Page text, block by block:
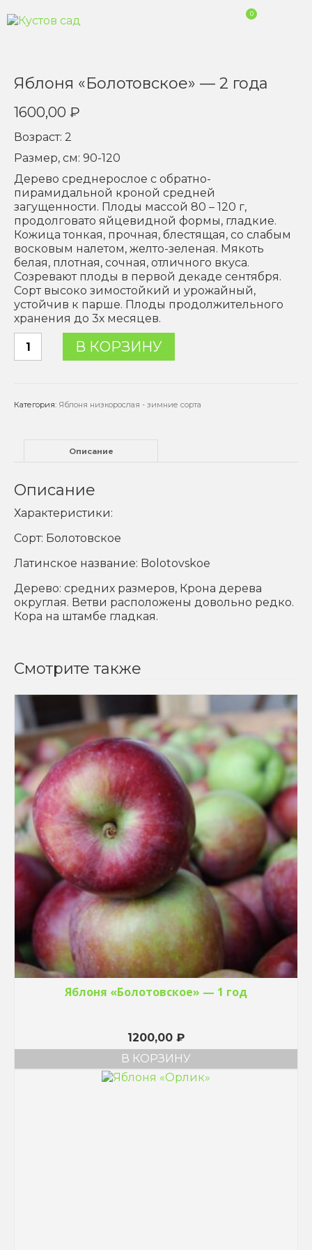
0
Яблоня «Болотовское» — 2 года
1600,00 ₽
Возраст: 2
Размер, см: 90-120
Дерево среднерослое с обратно-
пирамидальной кроной средней
загущенности. Плоды массой 80 – 120 г,
продолговато яйцевидной формы, гладкие.
Кожица тонкая, прочная, блестящая, со слабым
восковым налетом, желто-зеленая. Мякоть
белая, плотная, сочная, отличного вкуса.
Созревают плоды в первой декаде сентября.
Сорт высоко зимостойкий и урожайный,
устойчив к парше. Плоды продолжительного
хранения до 3х месяцев.
Количество
товара
2
В КОРЗИНУ
Категория: Яблоня низкорослая - зимние сорта
Описание
Описание
Характеристики:
Сорт: Болотовское
Латинское название: Bolotovskoe
Дерево: средних размеров, Крона дерева
округлая. Ветви расположены довольно редко.
Кора на штамбе гладкая.
Смотрите также
Яблоня «Болотовское» — 1 год
1200,00 ₽
В КОРЗИНУ